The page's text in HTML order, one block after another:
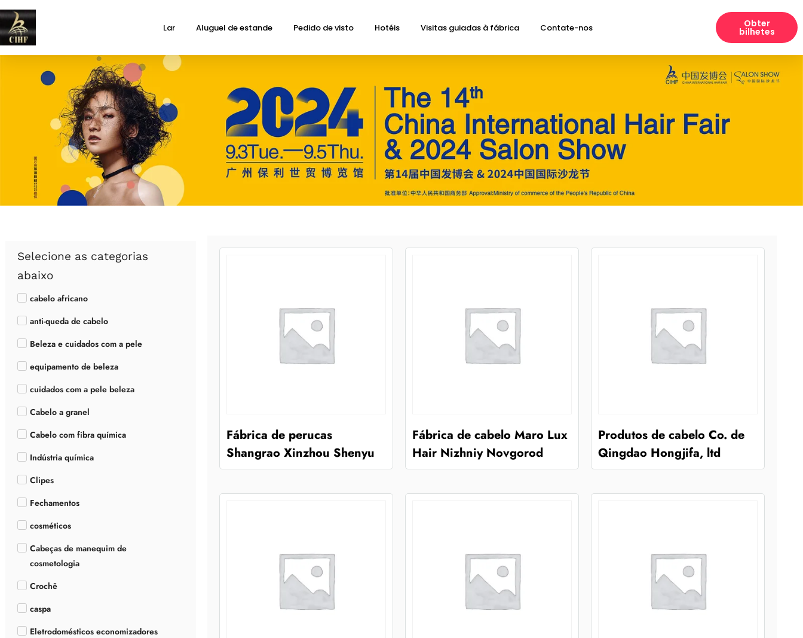
Lar Aluguel de estande Pedido de visto Hotéis Visitas guiadas à fábrica Contate-nos Obter
bilhetes
Selecione as categorias
abaixo
cabelo africano
anti-queda de cabelo
Beleza e cuidados com a pele
equipamento de beleza
cuidados com a pele beleza
Cabelo a granel
Cabelo com fibra química
Indústria química
Clipes
Fechamentos
cosméticos
Cabeças de manequim de
cosmetologia
Crochê
caspa
Eletrodomésticos economizadores
Fábrica de perucas
Shangrao Xinzhou Shenyu
Fábrica de cabelo Maro Lux
Hair Nizhniy Novgorod
Produtos de cabelo Co. de
Qingdao Hongjifa, ltd